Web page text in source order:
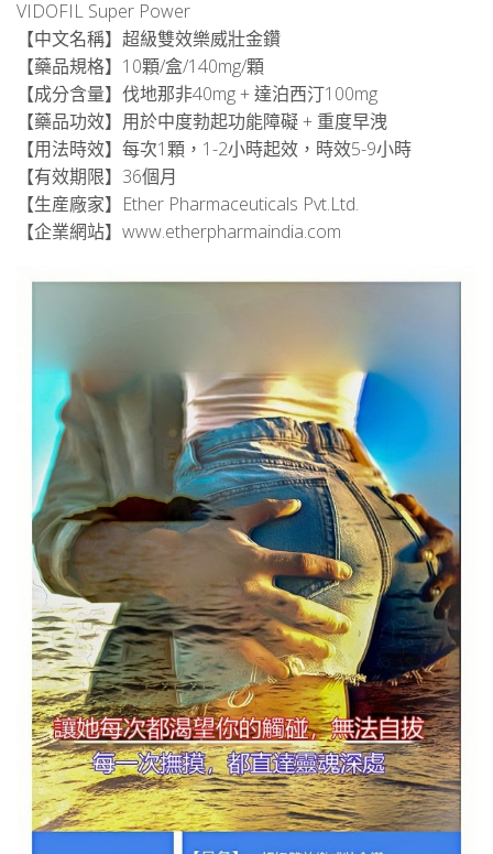
VIDOFIL Super Power
【中文名稱】超級雙效樂威壯金鑽
【藥品規格】10顆/盒/140mg/顆
【成分含量】伐地那非40mg + 達泊西汀100mg
【藥品功效】用於中度勃起功能障礙 + 重度早洩
【用法時效】每次1顆，1-2小時起效，時效5-9小時
【有效期限】36個月
【生産廠家】Ether Pharmaceuticals Pvt.Ltd.
【企業網站】www.etherpharmaindia.com